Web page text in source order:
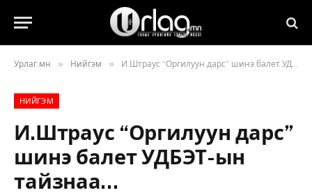
Урлаг.мн » Нийгэм » И.Штраус “Оргилуун дарс” шинэ балет УДБЭТ-ын тайзнаа…
НИЙГЭМ
И.Штраус “Оргилуун дарс”
шинэ балет УДБЭТ-ын
тайзнаа…